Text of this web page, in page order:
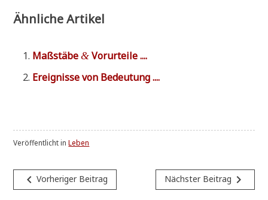
Ähnliche Artikel
Maß­stä­be& Vorurteile ....
Ereig­nis­se von Bedeutung ....
Veröffentlicht inLeben
Beitragsnavigation
navigate_beforeVorheriger Beitrag Nächster Beitrag navigate_next